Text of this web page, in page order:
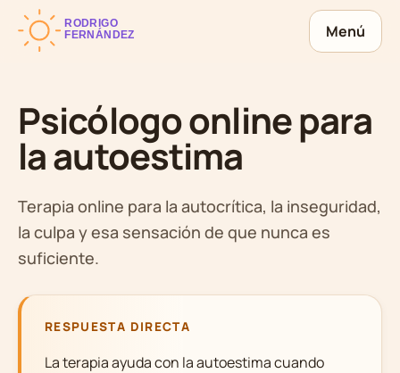
Menú
Psicólogo online para
la autoestima
Terapia online para la autocrítica, la inseguridad,
la culpa y esa sensación de que nunca es
suficiente.
RESPUESTA DIRECTA
La terapia ayuda con la autoestima cuando